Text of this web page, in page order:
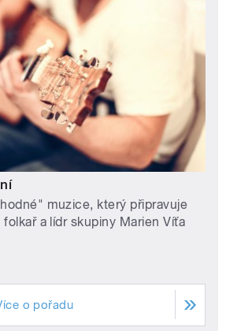
muzice, který připravuje
a lídr skupiny Marien Víťa
o pořadu